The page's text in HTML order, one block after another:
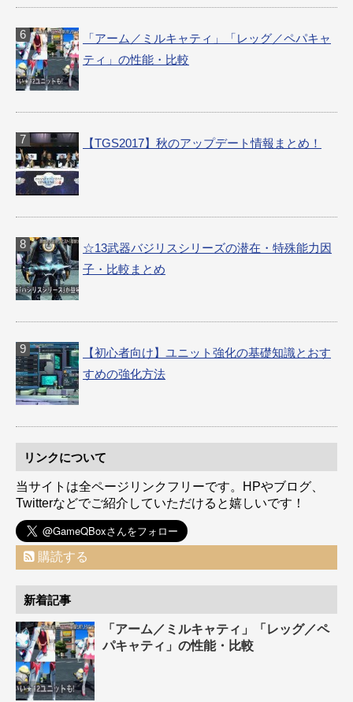
「アーム／ミルキャティ」「レッグ／ペパキャ
ティ」の性能・比較
【TGS2017】秋のアップデート情報まとめ！
☆13武器バジリスシリーズの潜在・特殊能力因
子・比較まとめ
【初心者向け】ユニット強化の基礎知識とおす
すめの強化方法
リンクについて
当サイトは全ページリンクフリーです。HPやブログ、
Twitterなどでご紹介していただけると嬉しいです！
購読する
新着記事
「アーム／ミルキャティ」「レッグ／ペ
パキャティ」の性能・比較